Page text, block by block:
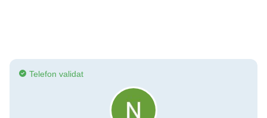
Telefon validat